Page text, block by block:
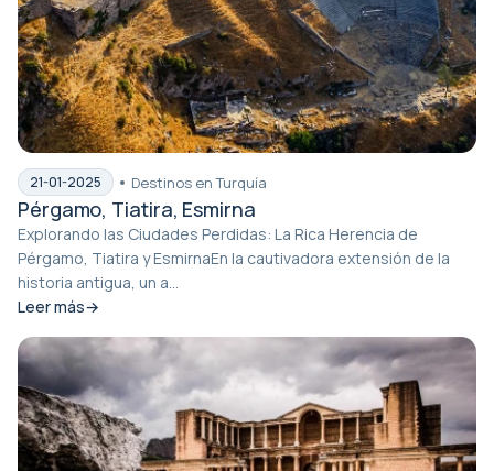
21-01-2025 Destinos en Turquía
Pérgamo, Tiatira, Esmirna
Explorando las Ciudades Perdidas: La Rica Herencia de
Pérgamo, Tiatira y EsmirnaEn la cautivadora extensión de la
historia antigua, un a...
Leer más